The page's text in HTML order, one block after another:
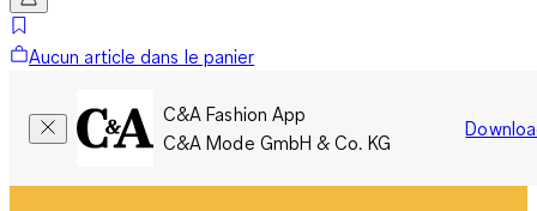
Aucun article dans le panier
C&A Fashion App
C&A Mode GmbH & Co. KG